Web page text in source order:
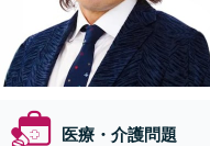
医療・介護問題